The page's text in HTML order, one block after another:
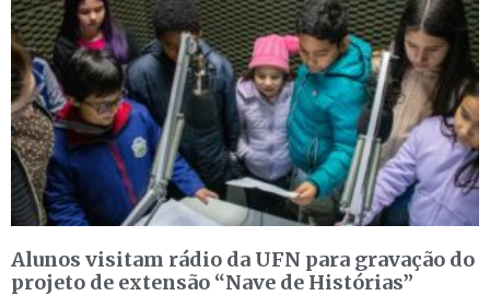
Alunos visitam rádio da UFN para gravação do
projeto de extensão “Nave de Histórias”